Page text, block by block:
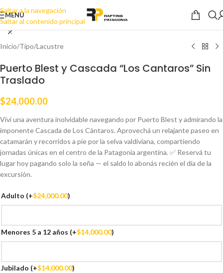
Saltar a la navegación
Saltar al contenido principal
MENÚ Haga clic para ampliar
Inicio/Tipo/Lacustre
Puerto Blest y Cascada “Los Cantaros” Sin
Traslado
$24,000.00
Viví una aventura inolvidable navegando por Puerto Blest y admirando la
imponente Cascada de Los Cántaros. Aprovechá un relajante paseo en
catamarán y recorridos a pie por la selva valdiviana, compartiendo
jornadas únicas en el centro de la Patagonia argentina. ✅ Reservá tu
lugar hoy pagando solo la seña — el saldo lo abonás recién el día de la
excursión.
Adulto (+$24,000.00)
Menores 5 a 12 años (+$14,000.00)
Jubilado (+$14,000.00)